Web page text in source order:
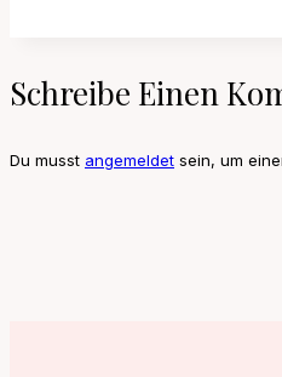
Schreibe Einen
Du musst angemeldet sein, um